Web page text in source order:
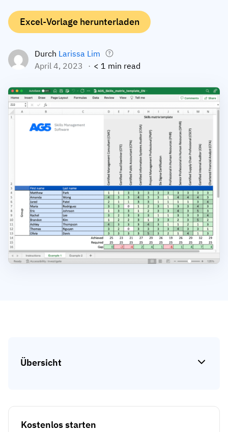
Zertifikate & Lizenzen
Frontline Skills App
Compliance
Schulungsanforderungen
Mitarbeiterbereitschaft
Audit-Trails
Kompetenzlücken-Analysen
Schulungseffektivität
Compliance-Dashboards
Prognosen & Trends
ansehen
Betriebsleiter
ICT-Manager
Auditor
Intersnack
Syngenta
Chemische Industrie
Lenzing
Ashland
Vista
Schluss mit dem Hinterherlaufen,
AG5-Status
Unterstützung
Unternehmen
Über uns
Kontaktieren Sie uns
Excel-Vorlage herunterladen
Durch Larissa Lim
April 4, 2023
< 1 min read
Übersicht
Kostenlos starten